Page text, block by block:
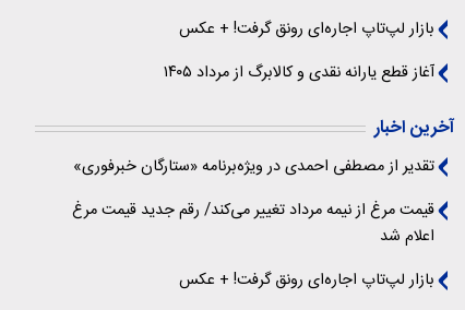
بازار لپ‌تاپ اجاره‌ای رونق گرفت! + عکس
آغاز قطع یارانه نقدی و کالابرگ از مرداد ۱۴۰۵
آخرین اخبار
تقدیر از مصطفی احمدی در ویژه‌برنامه «ستارگان خبرفوری»
قیمت مرغ از نیمه مرداد تغییر می‌کند/ رقم جدید قیمت مرغ
اعلام شد
بازار لپ‌تاپ اجاره‌ای رونق گرفت! + عکس